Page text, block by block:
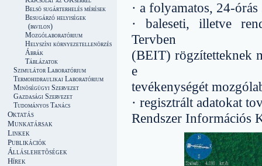
Belsõ sugárterhelés mérések
Besugárzó helyiségek
(pavilon)
Mozgólaboratórium
Helyszíni környezetellenõrzés
Ábrák
Táblázatok
Szimulátor Laboratórium
Termohidraulikai Laboratórium
Minõségügyi Szervezet
Gazdasági Szervezet
Tudományos Tanács
Oktatás
Munkatársak
Linkek
Publikációk
Álláslehetõségek
Hírek
· a folyamatos, 24-
· baleseti, illetve
Tervben
(BEIT) rögzítetteknek
e
tevékenységét
· regisztrált adatokat
Rendszer Információs